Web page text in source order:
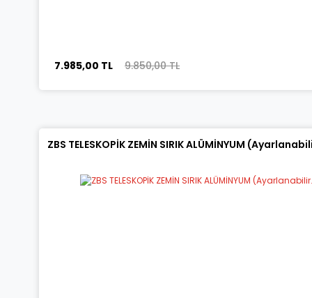
7.985,00 TL 9.850,00 TL
ZBS TELESKOPİK ZEMİN SIRIK ALÜMİNYUM